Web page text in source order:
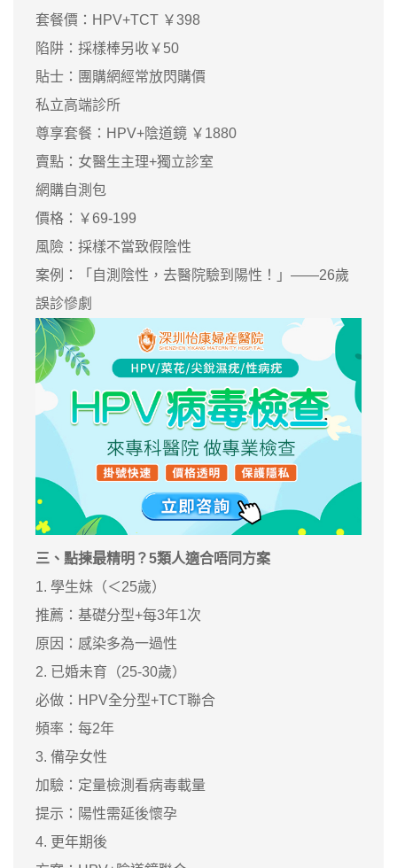
套餐價：HPV+TCT ￥398
陷阱：採樣棒另收￥50
貼士：團購網經常放閃購價
私立高端診所
尊享套餐：HPV+陰道鏡 ￥1880
賣點：女醫生主理+獨立診室
網購自測包
價格：￥69-199
風險：採樣不當致假陰性
案例：「自測陰性，去醫院驗到陽性！」——26歲
誤診慘劇
三、點揀最精明？5類人適合唔同方案
1. 學生妹（＜25歲）
推薦：基礎分型+每3年1次
原因：感染多為一過性
2. 已婚未育（25-30歲）
必做：HPV全分型+TCT聯合
頻率：每2年
3. 備孕女性
加驗：定量檢測看病毒載量
提示：陽性需延後懷孕
4. 更年期後